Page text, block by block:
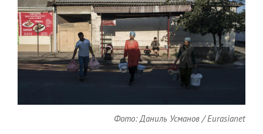
Фото: Даниль Усманов / Eurasianet